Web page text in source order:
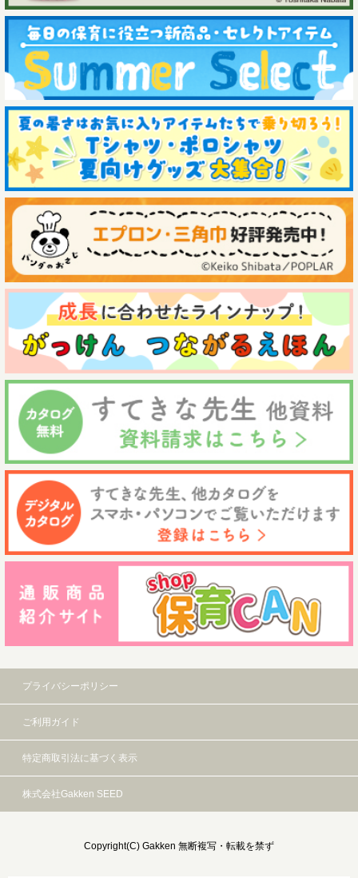
プライバシーポリシー
ご利用ガイド
特定商取引法に基づく表示
株式会社Gakken SEED
Copyright(C) Gakken 無断複写・転載を禁ず